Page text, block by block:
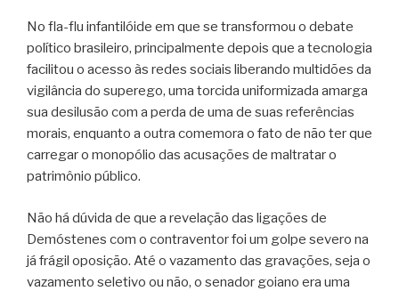
No fla-flu infantilóide em que se transformou o debate
político brasileiro, principalmente depois que a tecnologia
facilitou o acesso às redes sociais liberando multidões da
vigilância do superego, uma torcida uniformizada amarga
sua desilusão com a perda de uma de suas referências
morais, enquanto a outra comemora o fato de não ter que
carregar o monopólio das acusações de maltratar o
patrimônio público.
Não há dúvida de que a revelação das ligações de
Demóstenes com o contraventor foi um golpe severo na
já frágil oposição. Até o vazamento das gravações, seja o
vazamento seletivo ou não, o senador goiano era uma